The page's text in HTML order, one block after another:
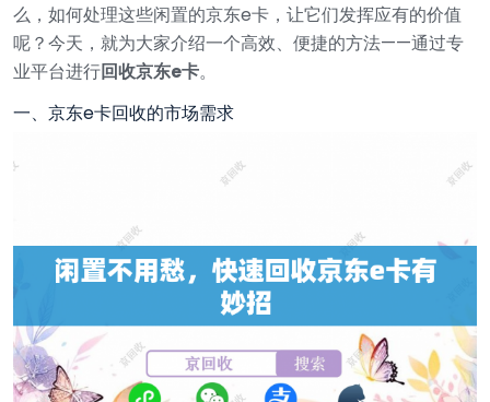
么，如何处理这些闲置的京东e卡，让它们发挥应有的价值
呢？今天，就为大家介绍一个高效、便捷的方法——通过专
业平台进行回收京东e卡。
一、京东e卡回收的市场需求